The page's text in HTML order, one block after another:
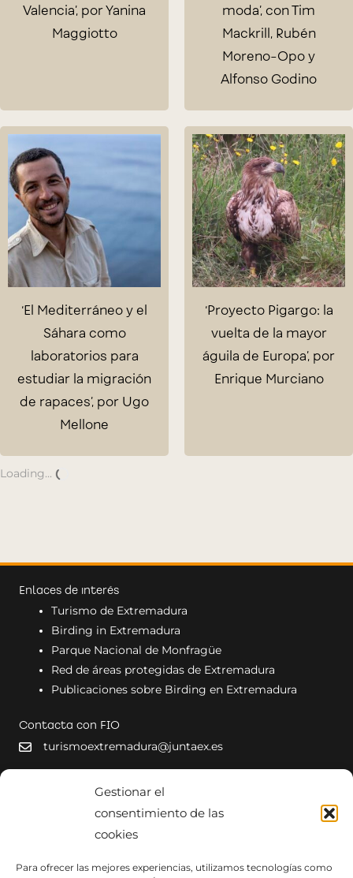
Gestionar el
consentimiento de las
cookies
Para ofrecer las mejores experiencias, utilizamos tecnologías como
Valencia’, por Yanina
Maggiotto
moda’, con Tim
Mackrill, Rubén
Moreno-Opo y
Alfonso Godino
‘El Mediterráneo y el
Sáhara como
laboratorios para
estudiar la migración
de rapaces’, por Ugo
Mellone
‘Proyecto Pigargo: la
vuelta de la mayor
águila de Europa’, por
Enrique Murciano
Loading...
Enlaces de interés
Turismo de Extremadura
Birding in Extremadura
Parque Nacional de Monfragüe
Red de áreas protegidas de Extremadura
Publicaciones sobre Birding en Extremadura
Contacta con FIO
turismoextremadura@juntaex.es